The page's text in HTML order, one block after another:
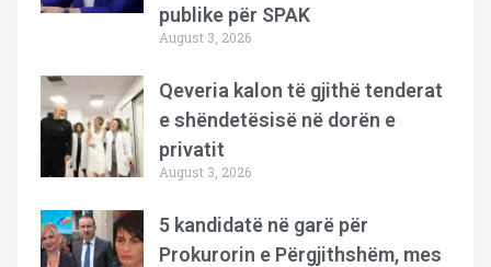
publike për SPAK
August 3, 2026
Qeveria kalon të gjithë tenderat
e shëndetësisë në dorën e
privatit
August 3, 2026
5 kandidatë në garë për
Prokurorin e Përgjithshëm, mes